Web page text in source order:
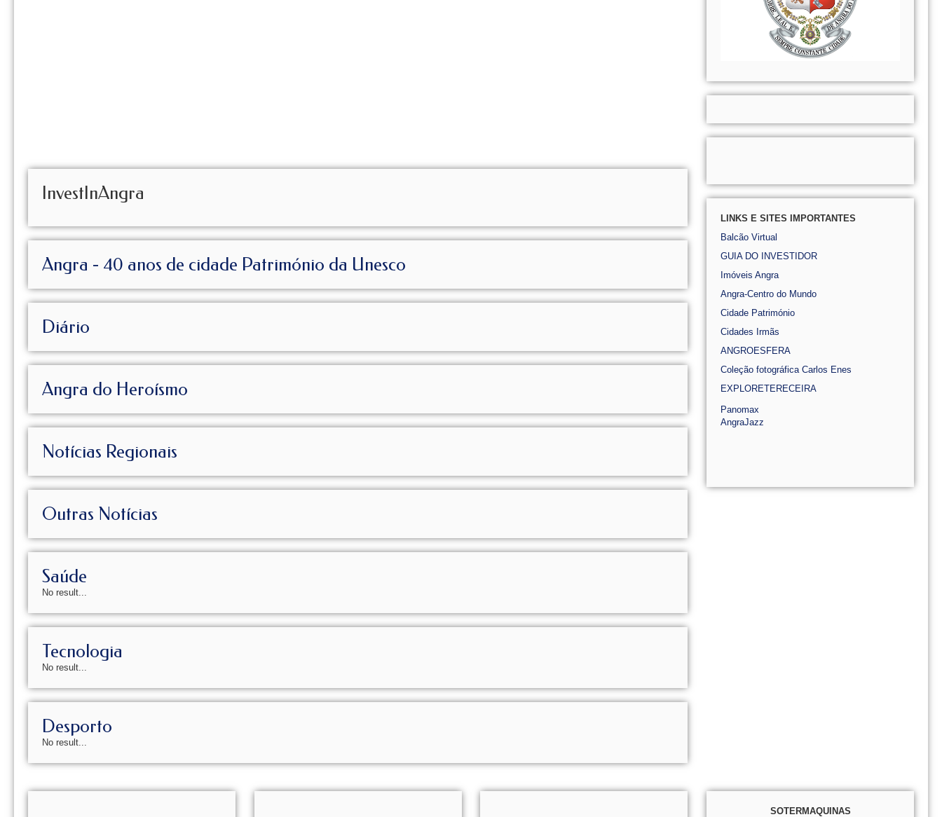
InvestInAngra
Angra - 40 anos de cidade Património da Unesco
Diário
Angra do Heroísmo
Notícias Regionais
Outras Notícias
Saúde
No result...
Tecnologia
No result...
Desporto
No result...
LINKS E SITES IMPORTANTES
Balcão Virtual
GUIA DO INVESTIDOR
Imóveis Angra
Angra-Centro do Mundo
Cidade Património
Cidades Irmãs
ANGROESFERA
Coleção fotográfica Carlos Enes
EXPLORETERECEIRA
Panomax
AngraJazz
SOTERMAQUINAS